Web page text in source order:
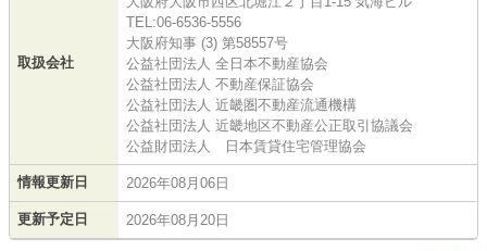
取扱会社
TEL:06-6536-5556
大阪府知事 (3) 第58557号
公益社団法人 全日本不動産協会
公益社団法人 不動産保証協会
公益社団法人 近畿圏不動産流通機構
公益社団法人 近畿地区不動産公正取引協議会
公益財団法人 日本賃貸住宅管理協会
情報更新日 2026年08月06日
更新予定日 2026年08月20日